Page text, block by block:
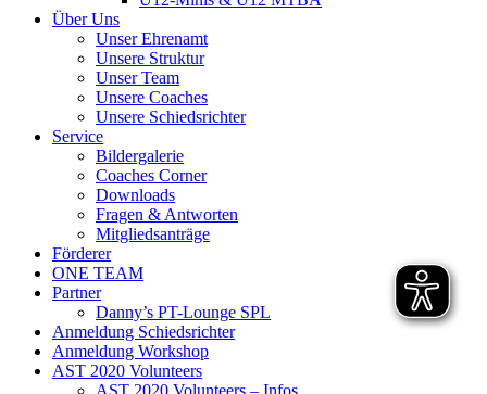
Über Uns
Unser Ehrenamt
Unsere Struktur
Unser Team
Unsere Coaches
Unsere Schiedsrichter
Service
Bildergalerie
Coaches Corner
Downloads
Fragen & Antworten
Mitgliedsanträge
Förderer
ONE TEAM
Partner
Danny’s PT-Lounge SPL
Anmeldung Schiedsrichter
Anmeldung Workshop
AST 2020 Volunteers
AST 2020 Volunteers – Infos